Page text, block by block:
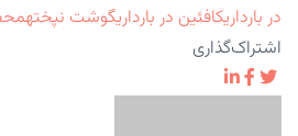
در بارداریکافئین در بارداریگوشت نپخته
اشتراک‌گذاری